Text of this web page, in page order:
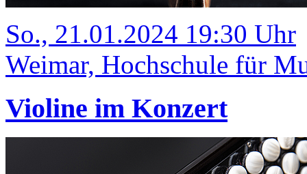
So., 21.01.2024 19:30 Uhr
Weimar, Hochschule für
Violine im Konzert